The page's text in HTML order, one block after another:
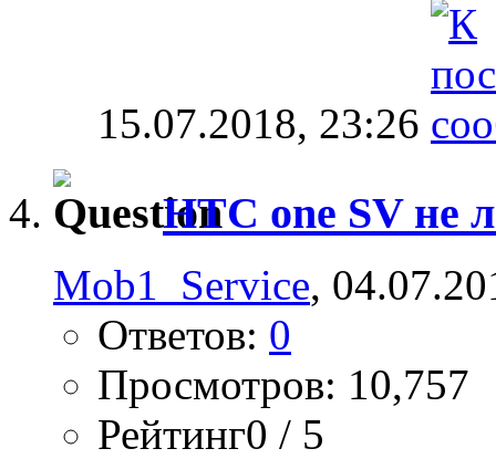
15.07.2018, 23:26
HTC one SV не
Mob1_Service,
Ответов: 0
Просмотров: 10,757
Рейтинг0 / 5